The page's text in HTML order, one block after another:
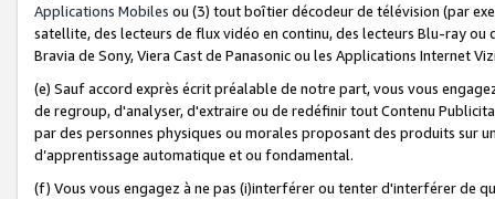
Applications Mobiles ou (3) tout boîtier décodeur de télévision (par
satellite, des lecteurs de flux vidéo en continu, des lecteurs Blu-ray
Bravia de Sony, Viera Cast de Panasonic ou les Applications Internet
(e) Sauf accord exprès écrit préalable de notre part, vous vous
de regroup, d'analyser, d'extraire ou de redéfinir tout Contenu
par des personnes physiques ou morales proposant des produits sur
d’apprentissage automatique et ou fondamental.
(f) Vous vous engagez à ne pas (i)interférer ou tenter d'interférer de